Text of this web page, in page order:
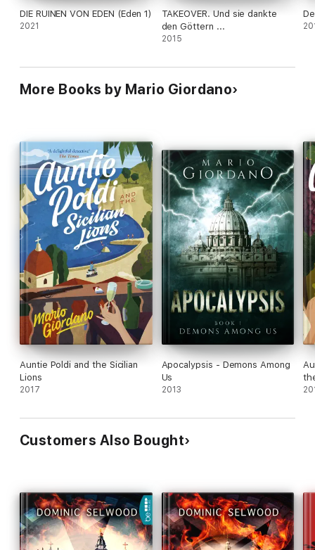
DIE RUINEN VON EDEN (Eden 1)
2021
TAKEOVER. Und sie dankte
den Göttern ...
2015
More Books by Mario Giordano
Auntie Poldi and the Sicilian
Lions
2017
Apocalypsis - Demons Among
Us
2013
Customers Also Bought